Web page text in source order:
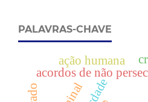
PALAVRAS-CHAVE
acordos de não
ação humana